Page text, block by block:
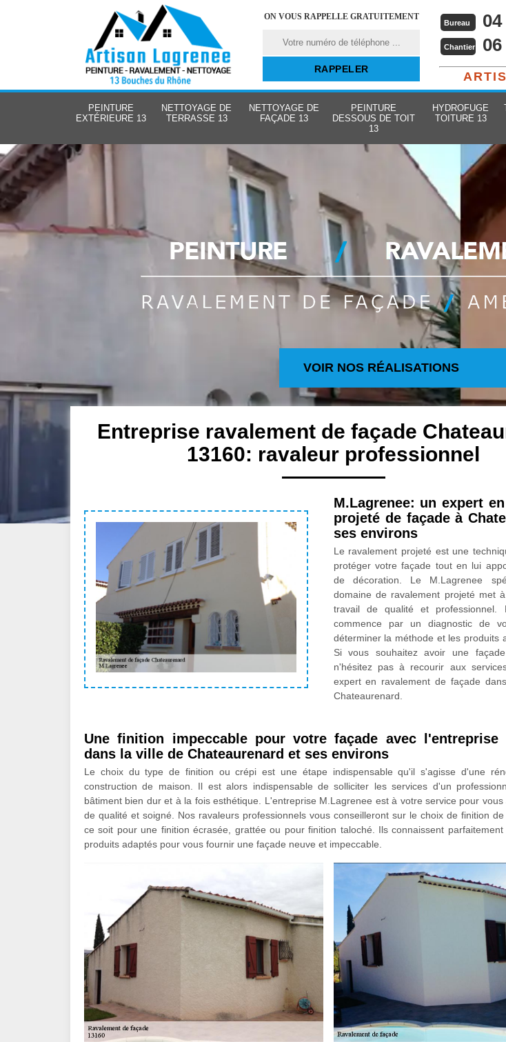
ON VOUS RAPPELLE GRATUITEMENT
Bureau
Chantier
PEINTURE
EXTÉRIEURE 13
NETTOYAGE DE
TERRASSE 13
NETTOYAGE DE
FAÇADE 13
PEINTURE
DESSOUS DE TOIT
13
HYDROFUGE
TOITURE 13
VOIR NOS RÉALISATIONS
Entreprise ravalement de façade
13160: ravaleur professionnel
M.Lagrenee: un expert
projeté de façade à
ses environs
Le ravalement projeté est une
protéger votre façade tout en lui
de décoration. Le M.Lagrenee
domaine de ravalement projeté met
travail de qualité et
commence par un diagnostic de
déterminer la méthode et les produits
Si vous souhaitez avoir une
n'hésitez pas à recourir aux
expert en ravalement de façade
Chateaurenard.
Une finition impeccable pour votre façade avec l'entreprise
dans la ville de Chateaurenard et ses environs
Le choix du type de finition ou crépi est une étape indispensable qu'il s'agisse d'une
construction de maison. Il est alors indispensable de solliciter les services d'un
bâtiment bien dur et à la fois esthétique. L'entreprise M.Lagrenee est à votre service pour
de qualité et soigné. Nos ravaleurs professionnels vous conseilleront sur le choix de finition
ce soit pour une finition écrasée, grattée ou pour finition taloché. Ils connaissent
produits adaptés pour vous fournir une façade neuve et impeccable.